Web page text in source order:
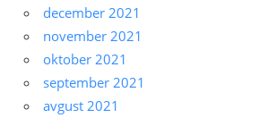
december 2021
november 2021
oktober 2021
september 2021
avgust 2021